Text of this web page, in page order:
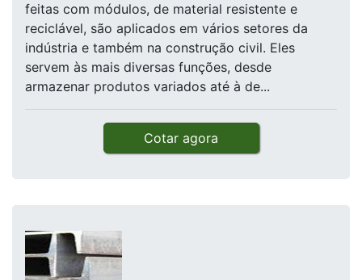
feitas com módulos, de material resistente e
reciclável, são aplicados em vários setores da
indústria e também na construção civil. Eles
servem às mais diversas funções, desde
armazenar produtos variados até à de...
Cotar agora